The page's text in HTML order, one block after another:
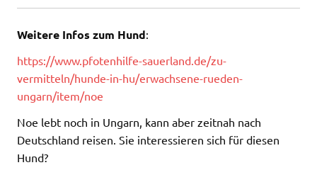
Weitere Infos zum Hund:
https://www.pfotenhilfe-sauerland.de/zu-
vermitteln/hunde-in-hu/erwachsene-rueden-
ungarn/item/noe
Noe lebt noch in Ungarn, kann aber zeitnah nach
Deutschland reisen. Sie interessieren sich für diesen
Hund?